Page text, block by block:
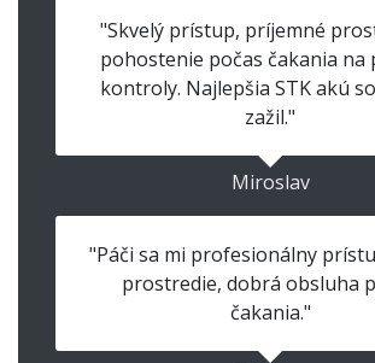
"Skvelý prístup, príjemné
pohostenie počas čakania na
kontroly. Najlepšia STK akú
zažil."
Miroslav
"Páči sa mi profesionálny
prostredie, dobrá obsluha
čakania."